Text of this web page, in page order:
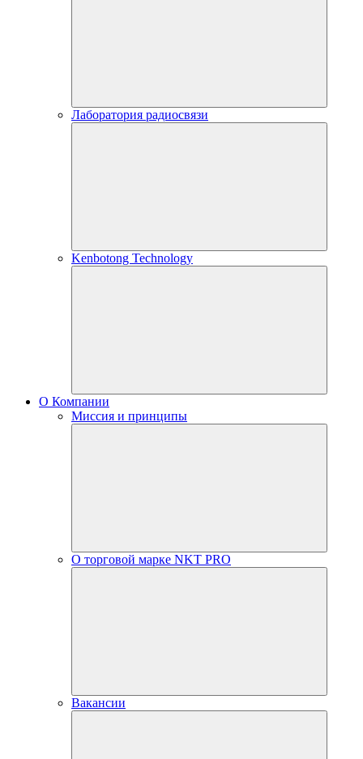
Лаборатория радиосвязи
Kenbotong Technology
О Компании
Миссия и принципы
О торговой марке NKT PRO
Вакансии